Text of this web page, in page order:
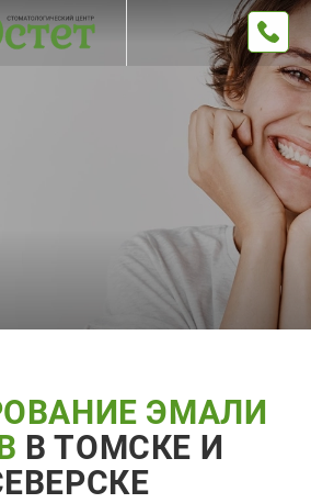
ЭМАЛИ
В ТОМСКЕ И